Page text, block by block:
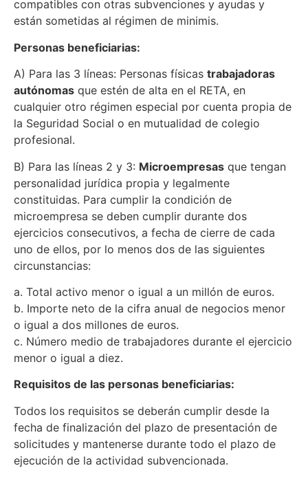
compatibles con otras subvenciones y ayudas y
están sometidas al régimen de minimis.
Personas beneficiarias:
A) Para las 3 líneas: Personas físicas trabajadoras
autónomas que estén de alta en el RETA, en
cualquier otro régimen especial por cuenta propia de
la Seguridad Social o en mutualidad de colegio
profesional.
B) Para las líneas 2 y 3: Microempresas que tengan
personalidad jurídica propia y legalmente
constituidas. Para cumplir la condición de
microempresa se deben cumplir durante dos
ejercicios consecutivos, a fecha de cierre de cada
uno de ellos, por lo menos dos de las siguientes
circunstancias:
a. Total activo menor o igual a un millón de euros.
b. Importe neto de la cifra anual de negocios menor
o igual a dos millones de euros.
c. Número medio de trabajadores durante el ejercicio
menor o igual a diez.
Requisitos de las personas beneficiarias:
Todos los requisitos se deberán cumplir desde la
fecha de finalización del plazo de presentación de
solicitudes y mantenerse durante todo el plazo de
ejecución de la actividad subvencionada.